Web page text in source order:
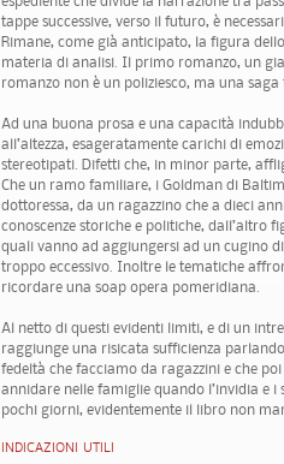
tappe successive, verso il futuro, è
Rimane, come già anticipato, la figura
materia di analisi. Il primo romanzo, un
romanzo non è un poliziesco, ma una
Ad una buona prosa e una capacità
all’altezza, esageratamente carichi di
stereotipati. Difetti che, in minor parte,
Che un ramo familiare, i Goldman di
dottoressa, da un ragazzino che a dieci
conoscenze storiche e politiche, dall’altro
quali vanno ad aggiungersi ad un cugino
troppo eccessivo. Inoltre le tematiche
ricordare una soap opera pomeridiana.
Al netto di questi evidenti limiti, e di un
raggiunge una risicata sufficienza
fedeltà che facciamo da ragazzini e che
annidare nelle famiglie quando l’invidia e
pochi giorni, evidentemente il libro non
INDICAZIONI UTILI